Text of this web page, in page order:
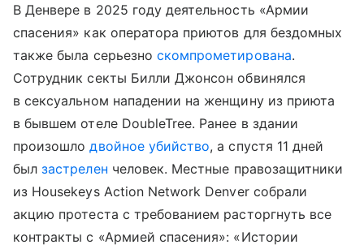
В Денвере в 2025 году деятельность «Армии
спасения» как оператора приютов для бездомных
также была серьезно скомпрометирована.
Сотрудник секты Билли Джонсон обвинялся
в сексуальном нападении на женщину из приюта
в бывшем отеле DoubleTree. Ранее в здании
произошло двойное убийство, а спустя 11 дней
былзастрелен человек. Местные правозащитники
из Housekeys Action Network Denver собрали
акцию протеста с требованием расторгнуть все
контракты с «Армией спасения»: «Истории